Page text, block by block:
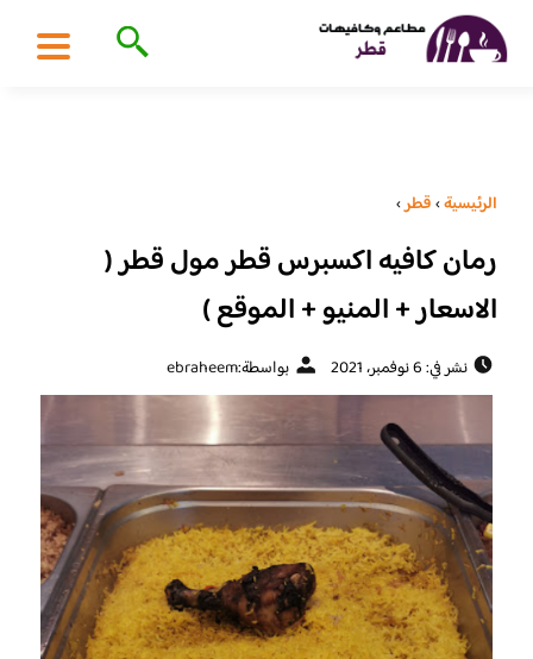
الرئيسية›قطر›
رمان كافيه اكسبرس قطر مول قطر (
الاسعار + المنيو + الموقع )
نشر في: 6 نوفمبر، 2021 بواسطة:ebraheem